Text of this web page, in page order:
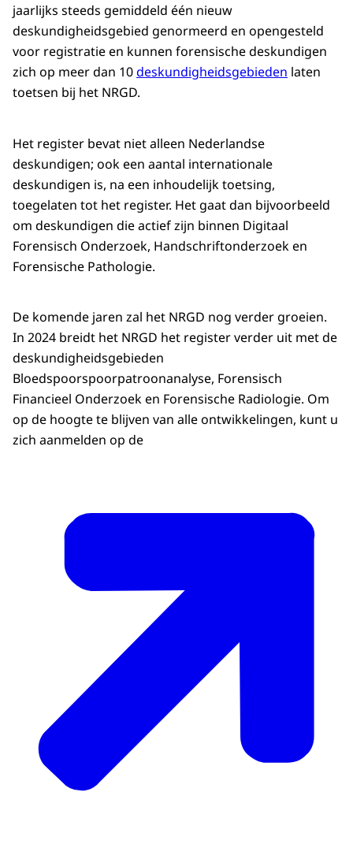
jaarlijks steeds gemiddeld één nieuw
deskundigheidsgebied genormeerd en opengesteld
voor registratie en kunnen forensische deskundigen
zich op meer dan 10deskundigheidsgebieden laten
toetsen bij het NRGD.
Het register bevat niet alleen Nederlandse
deskundigen; ook een aantal internationale
deskundigen is, na een inhoudelijk toetsing,
toegelaten tot het register. Het gaat dan bijvoorbeeld
om deskundigen die actief zijn binnen Digitaal
Forensisch Onderzoek, Handschriftonderzoek en
Forensische Pathologie.
De komende jaren zal het NRGD nog verder groeien.
In 2024 breidt het NRGD het register verder uit met de
deskundigheidsgebieden
Bloedspoorspoorpatroonanalyse, Forensisch
Financieel Onderzoek en Forensische Radiologie. Om
op de hoogte te blijven van alle ontwikkelingen, kunt u
zich aanmelden op de